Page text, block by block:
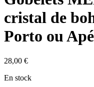
cristal de
Porto ou
28,00 €
En stock